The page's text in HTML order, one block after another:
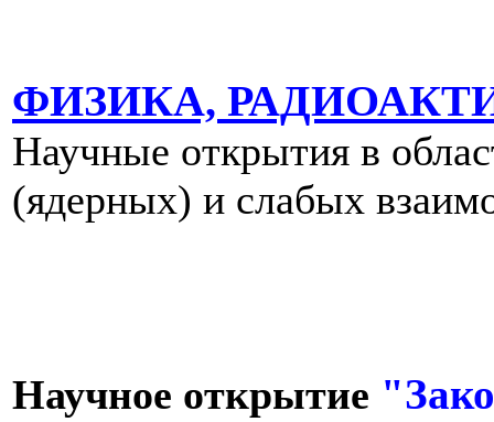
ФИЗИКА,
Научные открытия в
(ядерных) и слабых
Научное открытие